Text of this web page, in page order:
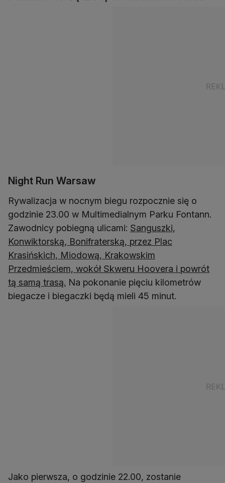
Night Run Warsaw
Rywalizacja w nocnym biegu rozpocznie się o
godzinie 23.00 w Multimedialnym Parku Fontann.
Zawodnicy pobiegną ulicami: Sanguszki,
Konwiktorską, Bonifraterską, przez Plac
Krasińskich, Miodową, Krakowskim
Przedmieściem, wokół Skweru Hoovera i powrót
tą samą trasą. Na pokonanie pięciu kilometrów
biegacze i biegaczki będą mieli 45 minut.
Jako pierwsza, o godzinie 22.00, zostanie